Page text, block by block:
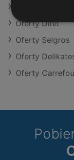
Oferty Dino
Oferty Selgros
Oferty
Oferty